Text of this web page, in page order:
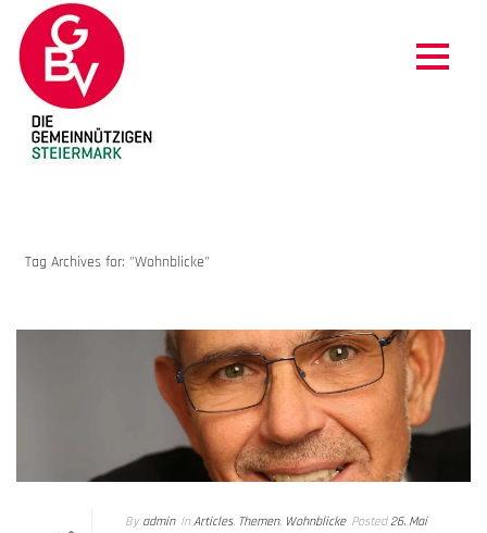
Tag Archives for: "Wohnblicke"
By admin In Articles, Themen, Wohnblicke Posted 26. Mai